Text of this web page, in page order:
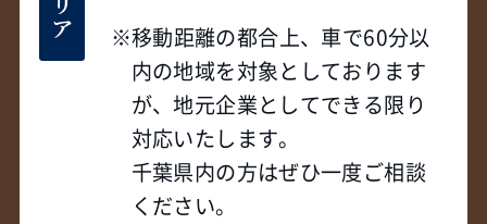
移動距離の都合上、車で60分以
内の地域を対象としております
が、地元企業としてできる限り
対応いたします。
千葉県内の方はぜひ一度ご相談
ください。